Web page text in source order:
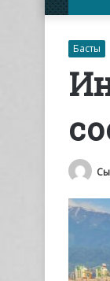
Басты